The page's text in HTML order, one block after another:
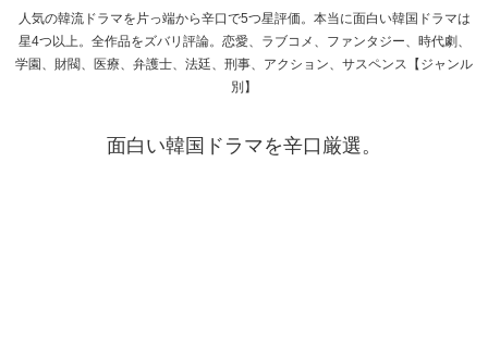
人気の韓流ドラマを片っ端から辛口で5つ星評価。本当に面白い韓国ドラマは
星4つ以上。全作品をズバリ評論。恋愛、ラブコメ、ファンタジー、時代劇、
学園、財閥、医療、弁護士、法廷、刑事、アクション、サスペンス【ジャンル
別】
面白い韓国ドラマを辛口厳選。